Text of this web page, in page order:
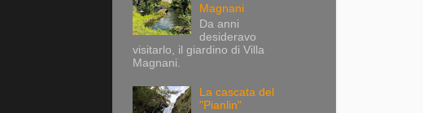
Magnani
Da anni
desideravo
visitarlo, il giardino di Villa
Magnani.
La cascata del
"Pianlin"